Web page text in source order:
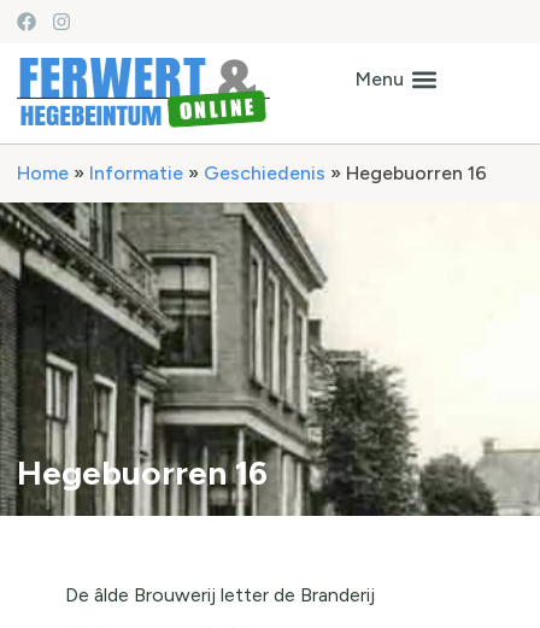
Home » Informatie » Geschiedenis » Hegebuorren 16
Hegebuorren 16
De âlde Brouwerij letter de Branderij